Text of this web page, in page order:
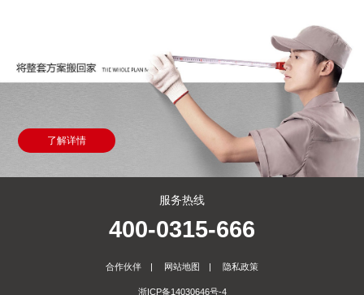
了解详情
服务热线
400-0315-666
合作伙伴 网站地图 隐私政策
浙ICP备14030646号-4